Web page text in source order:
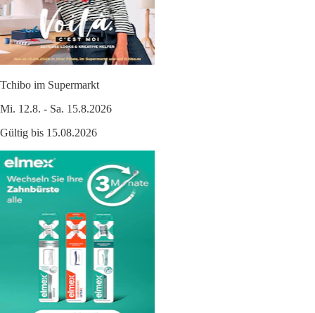
Tchibo im Supermarkt
Mi. 12.8. - Sa. 15.8.2026
Gültig bis 15.08.2026